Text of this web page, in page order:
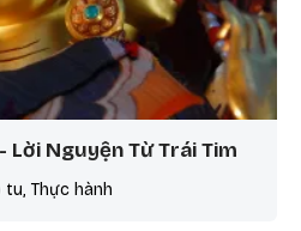
Lời Nguyện Từ Trái Tim
Thực hành